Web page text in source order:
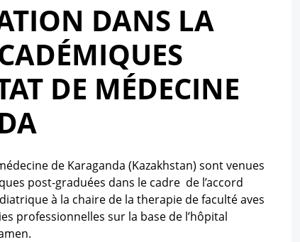
DANS LA
DE MÉDECINE
de Karaganda (Kazakhstan) sont venues
post-graduées dans le cadre de l’accord
à la chaire de la therapie de faculté aves
professionnelles sur la base de l’hôpital